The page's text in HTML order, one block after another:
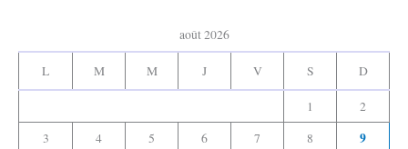
août 2026
L M M J V S D
1
2
3
4 5 6 7 8 9